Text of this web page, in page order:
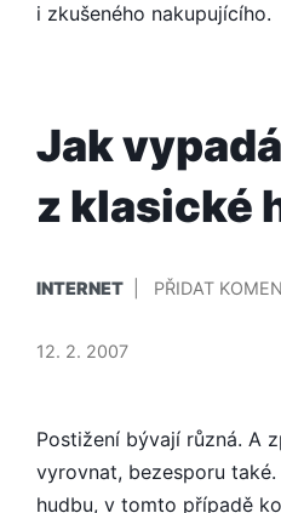
i zkušeného nakupujícího.
Jak
z klasické
V
INTERNET PŘIDAT
12. 2. 2007
Postižení bývají různá. A
vyrovnat, bezesporu také.
hudbu, v tomto případě